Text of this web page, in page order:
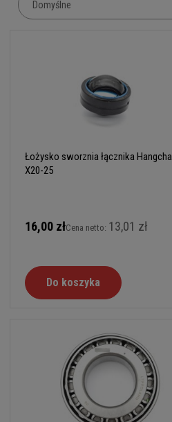
Łożysko sworznia łącznika Hangcha
X20-25
16,00 złCena netto: 13,01 zł
Do koszyka